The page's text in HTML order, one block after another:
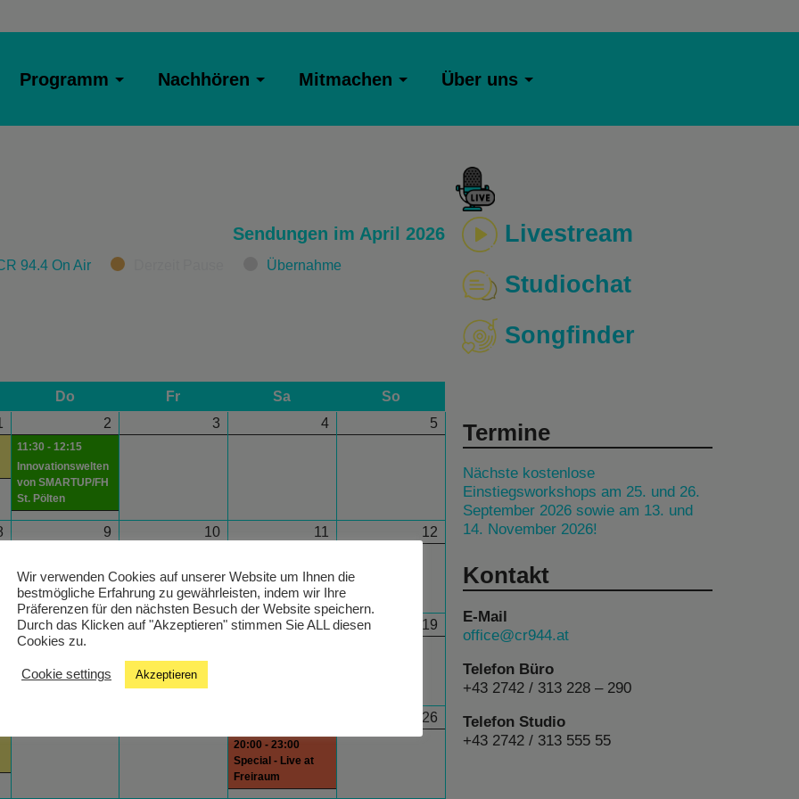
Programm Nachhören Mitmachen Über uns
Sendungen im April 2026
94.4 On Air Übernahme
Do Fr Sa
So
2
11:30 - 12:15
Innovationswelten
von SMARTUP/FH
St. Pölten
3 4 5
9
Musik für alle/mit
Beeinträchtigung
10 11
hein! In The Mix
12
16 17 18 19
20:00 - 23:00
Special - Live at
Freiraum
26
Livestream
Studiochat
Songfinder
Termine
Nächste kostenlose
Einstiegsworkshops am 25. und 26.
September 2026 sowie am 13. und
14. November 2026!
Kontakt
E-Mail
office@cr944.at
Telefon Büro
+43 2742 / 313 228 – 290
Telefon Studio
+43 2742 / 313 555 55
Wir verwenden Cookies auf unserer Website um Ihnen die
bestmögliche Erfahrung zu gewährleisten, indem wir Ihre
Präferenzen für den nächsten Besuch der Website speichern.
Durch das Klicken auf "Akzeptieren" stimmen Sie ALL diesen
Cookies zu.
Cookie settings Akzeptieren